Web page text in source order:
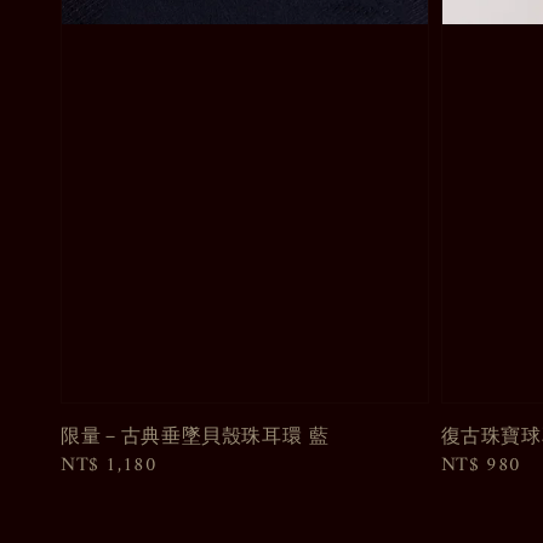
限量－古典垂墜貝殼珠耳環 藍
Regular
NT$ 1,180
復古珠寶
Regular
NT$ 980